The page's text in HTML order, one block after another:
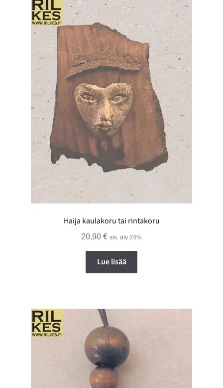
Haija kaulakoru tai rintakoru
20,90 € sis. alv 24%
Lue lisää